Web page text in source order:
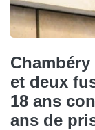
et deux
18 ans
ans de